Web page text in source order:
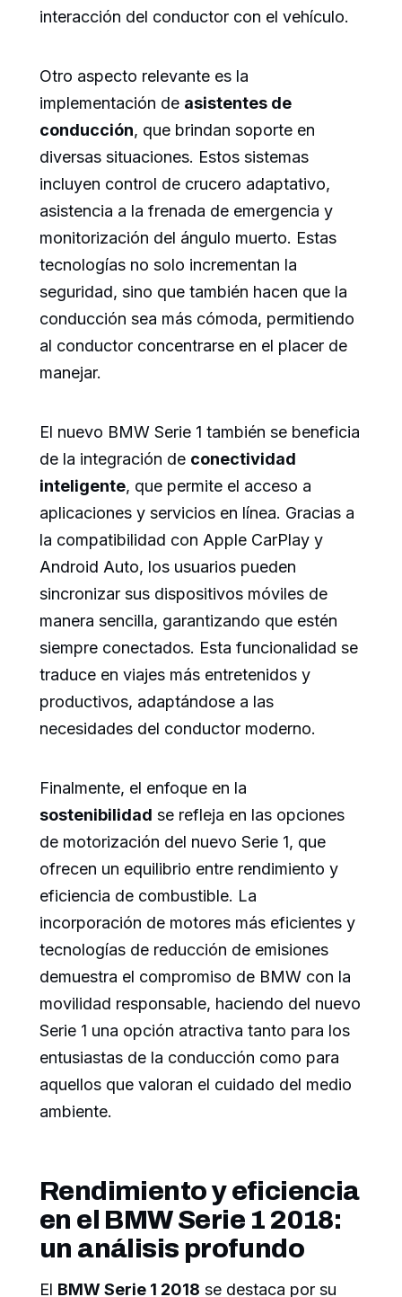
interacción del conductor con el vehículo.
Otro aspecto relevante es la
implementación de asistentes de
conducción, que brindan soporte en
diversas situaciones. Estos sistemas
incluyen control de crucero adaptativo,
asistencia a la frenada de emergencia y
monitorización del ángulo muerto. Estas
tecnologías no solo incrementan la
seguridad, sino que también hacen que la
conducción sea más cómoda, permitiendo
al conductor concentrarse en el placer de
manejar.
El nuevo BMW Serie 1 también se beneficia
de la integración de conectividad
inteligente, que permite el acceso a
aplicaciones y servicios en línea. Gracias a
la compatibilidad con Apple CarPlay y
Android Auto, los usuarios pueden
sincronizar sus dispositivos móviles de
manera sencilla, garantizando que estén
siempre conectados. Esta funcionalidad se
traduce en viajes más entretenidos y
productivos, adaptándose a las
necesidades del conductor moderno.
Finalmente, el enfoque en la
sostenibilidad se refleja en las opciones
de motorización del nuevo Serie 1, que
ofrecen un equilibrio entre rendimiento y
eficiencia de combustible. La
incorporación de motores más eficientes y
tecnologías de reducción de emisiones
demuestra el compromiso de BMW con la
movilidad responsable, haciendo del nuevo
Serie 1 una opción atractiva tanto para los
entusiastas de la conducción como para
aquellos que valoran el cuidado del medio
ambiente.
Rendimiento y eficiencia
en el BMW Serie 1 2018:
un análisis profundo
El BMW Serie 1 2018 se destaca por su